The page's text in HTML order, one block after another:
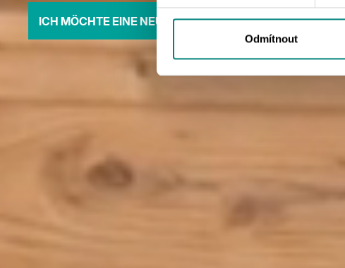
Odmítnout
ICH MÖCHTE EINE NEUE TREPPE